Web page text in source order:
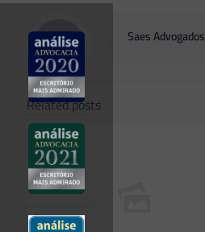
Saes Advogados
Related posts